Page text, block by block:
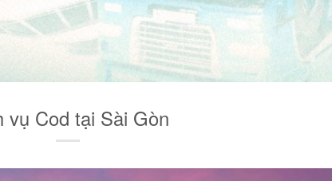
vụ Cod tại Sài Gòn